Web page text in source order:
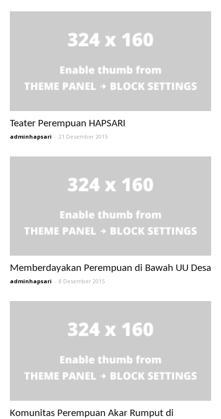
Teater Perempuan HAPSARI
adminhapsari - 21 Desember 2015
Memberdayakan Perempuan di Bawah UU Desa
adminhapsari - 8 Desember 2015
Komunitas Perempuan Akar Rumput di